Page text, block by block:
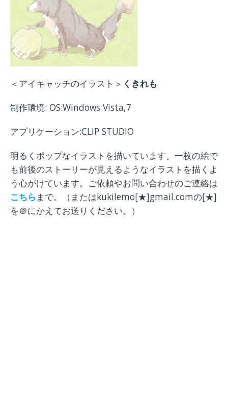
＜アイキャッチのイラスト＞ くきれも
制作環境: OS:Windows Vista,7
アプリケーション:CLIP STUDIO
明るくポップなイラストを描いています。一枚の絵で
も前後のストーリーが見えるようなイラストを描くよ
う心がけています。ご依頼やお問い合わせのご連絡は
こちら まで。（またはkukilemo[★]gmail.comの[★]
を＠にかえてお送りください。）